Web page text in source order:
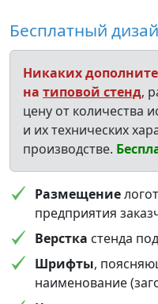
Бесплатный
Никаких
на типовой стенд,
цену от количества
и их технических
производстве.
Размещение
предприятия
Верстка стенда
Шрифты,
наименование